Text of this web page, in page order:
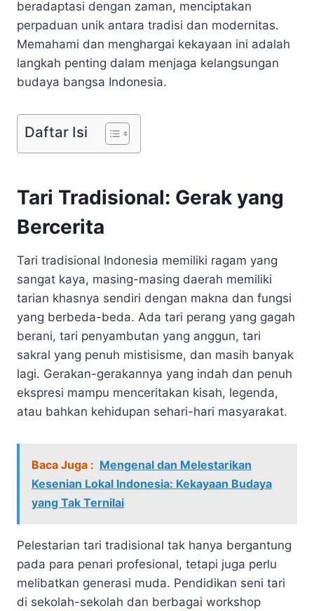
beradaptasi dengan zaman, menciptakan
perpaduan unik antara tradisi dan modernitas.
Memahami dan menghargai kekayaan ini adalah
langkah penting dalam menjaga kelangsungan
budaya bangsa Indonesia.
Daftar Isi
Tari Tradisional: Gerak yang
Bercerita
Tari tradisional Indonesia memiliki ragam yang
sangat kaya, masing-masing daerah memiliki
tarian khasnya sendiri dengan makna dan fungsi
yang berbeda-beda. Ada tari perang yang gagah
berani, tari penyambutan yang anggun, tari
sakral yang penuh mistisisme, dan masih banyak
lagi. Gerakan-gerakannya yang indah dan penuh
ekspresi mampu menceritakan kisah, legenda,
atau bahkan kehidupan sehari-hari masyarakat.
Baca Juga : Mengenal dan Melestarikan
Kesenian Lokal Indonesia: Kekayaan Budaya
yang Tak Ternilai
Pelestarian tari tradisional tak hanya bergantung
pada para penari profesional, tetapi juga perlu
melibatkan generasi muda. Pendidikan seni tari
di sekolah-sekolah dan berbagai workshop